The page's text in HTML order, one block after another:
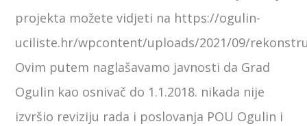
projekta možete vidjeti na https://ogulin-
uciliste.hr/wpcontent/uploads/2021/09/
Ovim putem naglašavamo javnosti da Grad
Ogulin kao osnivač do 1.1.2018. nikada nije
izvršio reviziju rada i poslovanja POU Ogulin i